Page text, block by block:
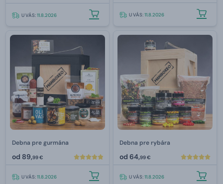
U VÁS:11.8.2026 U VÁS:11.8.2026
Debna pre gurmána
od 89,99 €
U VÁS:11.8.2026
Debna pre rybára
od 64,99 €
U VÁS:11.8.2026